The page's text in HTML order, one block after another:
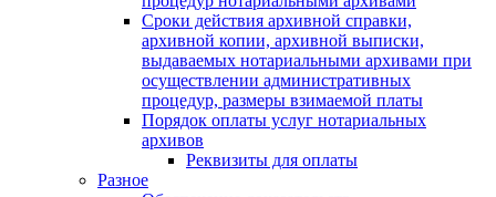
Сроки действия архивной справки,
архивной копии, архивной выписки,
выдаваемых нотариальными архивами при
осуществлении административных
процедур, размеры взимаемой платы
Порядок оплаты услуг нотариальных
архивов
Реквизиты для оплаты
Разное